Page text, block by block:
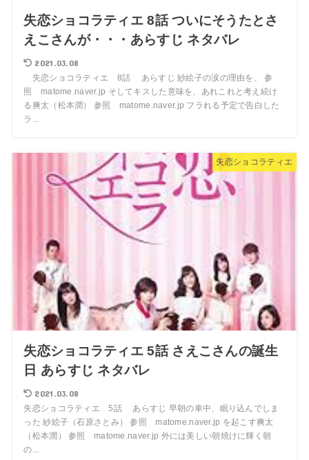
失恋ショコラティエ 8話 ついにそうたとさ
えこさんが・・・あらすじ ネタバレ
2021.03.08
失恋ショコラティエ 8話 あらすじ 紗絵子の涙の理由を、 参
照 matome.naver.jp そしてキスした意味を、あれこれと考え続け
る爽太（松本潤） 参照 matome.naver.jp フラれる予定で告白した
ラ...
失恋ショコラティエ
失恋ショコラティエ 5話 さえこさんの誕生
日 あらすじ ネタバレ
2021.03.08
失恋ショコラティエ 5話 あらすじ 早朝の車中、眠り込んでしま
った 紗絵子（石原さとみ） 参照 matome.naver.jp を起こす爽太
（松本潤） 参照 matome.naver.jp 外には美しい朝焼けに輝く朝
の...